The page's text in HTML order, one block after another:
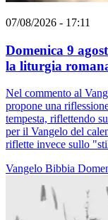
07/08/2026 - 17:11
Domenica 9
la liturgia
Nel commento al
propone una
tempesta, riflettendo
per il Vangelo del
riflette invece sullo
Vangelo Bibbia